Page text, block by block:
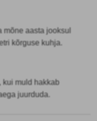
aasta jooksul
kõrguse kuhja.
kui muld hakkab
juurduda.